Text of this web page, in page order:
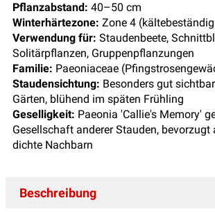
Pflanzabstand: 40–50 cm
Winterhärtezone: Zone 4 (kältebeständig
Verwendung für: Staudenbeete,
Solitärpflanzen, Gruppenpflanzungen
Familie: Paeoniaceae
Staudensichtung: Besonders gut
Gärten, blühend im späten Frühling
Geselligkeit: Paeonia 'Callie's Memory'
Gesellschaft anderer Stauden, bevorzugt
dichte Nachbarn
Beschreibung